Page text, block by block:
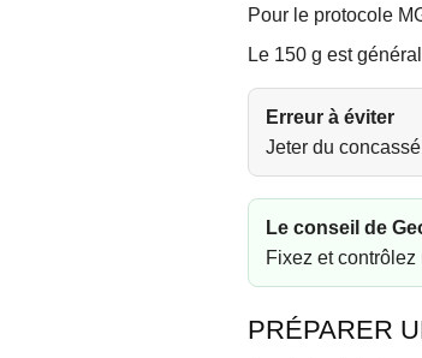
Pour le protocole
Le 150 g est
Erreur à éviter
Jeter du
Le conseil de
Fixez et
PRÉPARER